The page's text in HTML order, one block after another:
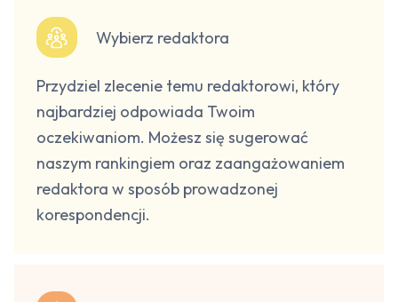
Wybierz redaktora
Przydziel zlecenie temu redaktorowi, który
najbardziej odpowiada Twoim
oczekiwaniom. Możesz się sugerować
naszym rankingiem oraz zaangażowaniem
redaktora w sposób prowadzonej
korespondencji.